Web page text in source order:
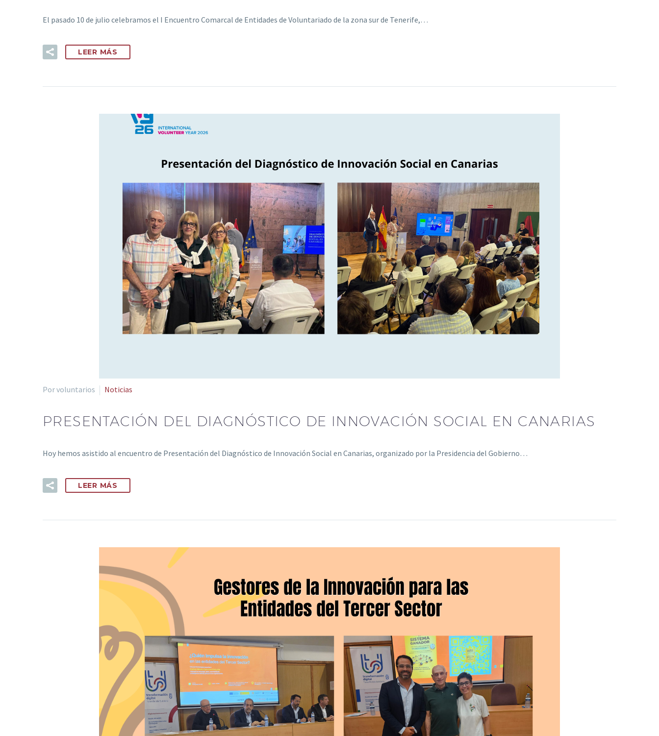
El pasado 10 de julio celebramos el I Encuentro Comarcal de Entidades de Voluntariado de la zona sur de Tenerife,…
LEER MÁS
Por voluntarios Noticias
PRESENTACIÓN DEL DIAGNÓSTICO DE INNOVACIÓN SOCIAL EN CANARIAS
Hoy hemos asistido al encuentro de Presentación del Diagnóstico de Innovación Social en Canarias, organizado por la Presidencia del Gobierno…
LEER MÁS